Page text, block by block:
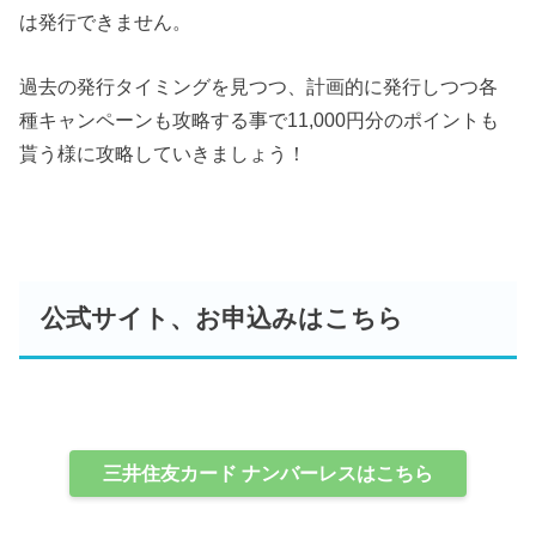
は発行できません。
過去の発行タイミングを見つつ、計画的に発行しつつ各
種キャンペーンも攻略する事で11,000円分のポイントも
貰う様に攻略していきましょう！
公式サイト、お申込みはこちら
三井住友カード ナンバーレスはこちら